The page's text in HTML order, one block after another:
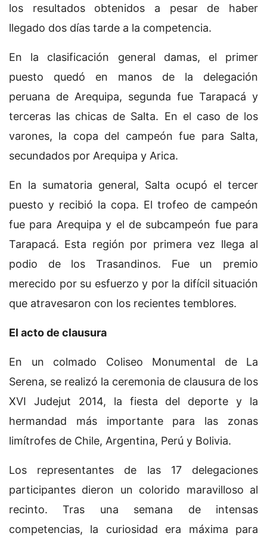
los resultados obtenidos a pesar de haber
llegado dos días tarde a la competencia.
En la clasificación general damas, el primer
puesto quedó en manos de la delegación
peruana de Arequipa, segunda fue Tarapacá y
terceras las chicas de Salta. En el caso de los
varones, la copa del campeón fue para Salta,
secundados por Arequipa y Arica.
En la sumatoria general, Salta ocupó el tercer
puesto y recibió la copa. El trofeo de campeón
fue para Arequipa y el de subcampeón fue para
Tarapacá. Esta región por primera vez llega al
podio de los Trasandinos. Fue un premio
merecido por su esfuerzo y por la difícil situación
que atravesaron con los recientes temblores.
El acto de clausura
En un colmado Coliseo Monumental de La
Serena, se realizó la ceremonia de clausura de los
XVI Judejut 2014, la fiesta del deporte y la
hermandad más importante para las zonas
limítrofes de Chile, Argentina, Perú y Bolivia.
Los representantes de las 17 delegaciones
participantes dieron un colorido maravilloso al
recinto. Tras una semana de intensas
competencias, la curiosidad era máxima para